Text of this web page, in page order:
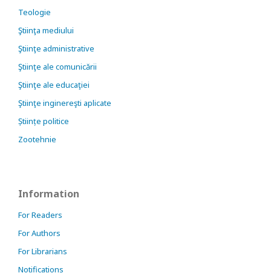
Teologie
Ştiinţa mediului
Ştiinţe administrative
Ştiinţe ale comunicării
Ştiinţe ale educaţiei
Ştiinţe inginereşti aplicate
Științe politice
Zootehnie
Information
For Readers
For Authors
For Librarians
Notifications